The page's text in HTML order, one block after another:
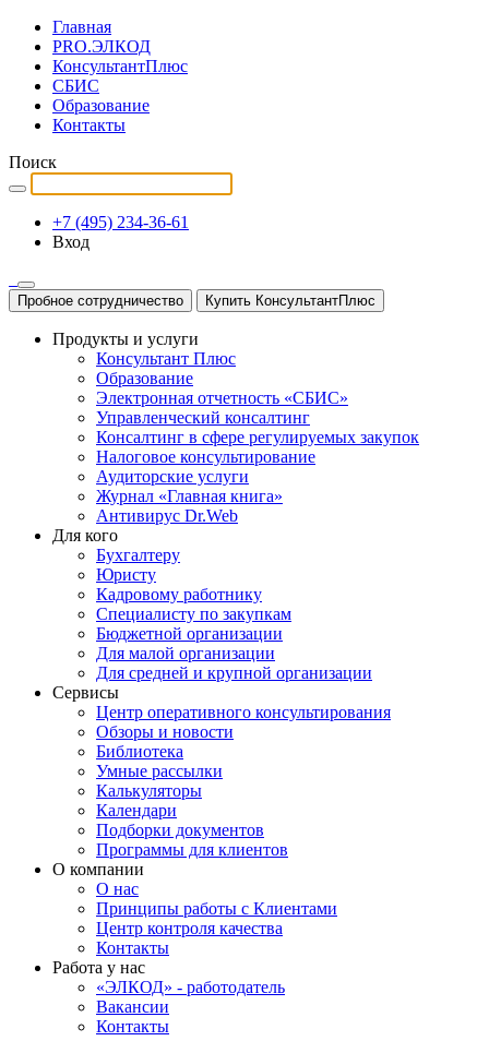
Главная
PRO.ЭЛКОД
КонсультантПлюс
СБИС
Образование
Контакты
Поиск
+7 (495) 234-36-61
Вход
Пробное сотрудничество Купить КонсультантПлюс
Продукты и услуги
Консультант Плюс
Образование
Электронная отчетность «СБИС»
Управленческий консалтинг
Консалтинг в сфере регулируемых закупок
Налоговое консультирование
Аудиторские услуги
Журнал «Главная книга»
Антивирус Dr.Web
Для кого
Бухгалтеру
Юристу
Кадровому работнику
Специалисту по закупкам
Бюджетной организации
Для малой организации
Для средней и крупной организации
Сервисы
Центр оперативного консультирования
Обзоры и новости
Библиотека
Умные рассылки
Калькуляторы
Календари
Подборки документов
Программы для клиентов
О компании
О нас
Принципы работы с Клиентами
Центр контроля качества
Контакты
Работа у нас
«ЭЛКОД» - работодатель
Вакансии
Контакты